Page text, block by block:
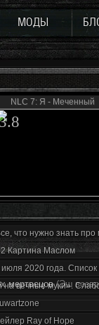
МОДЫ
NLC 7: Я - Меченный
что нужно знать
2 Картина Маслом
2020 года. Список
вечные муки».
Ray of Hope
мертвецов (Эш